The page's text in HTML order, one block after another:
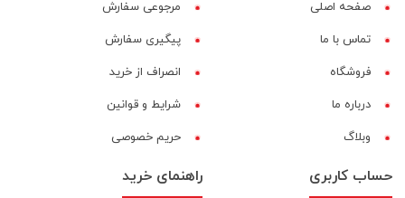
صفحه اصلی
تماس با ما
فروشگاه
درباره ما
وبلاگ
مرجوعی سفارش
پیگیری سفارش
انصراف از خرید
شرایط و قوانین
حریم خصوصی
حساب کاربری راهنمای خرید